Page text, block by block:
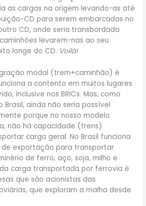
as cargas na origem levando-as até
CD para serem embarcadas no
CD, onde seria transbordada
levarem-nas ao seu
longe do CD. Voilà!
modal (trem+caminhão) é
a contento em muitos lugares
inclusive nos BRICs. Mas, como
ainda não seria possível
porque no nosso modelo
não há capacidade (trens)
carga geral. No Brasil funciona
exportação para transportar
de ferro, aço, soja, milho e
carga transportada por ferrovia é
que são acionistas das
que exploram a malha desde